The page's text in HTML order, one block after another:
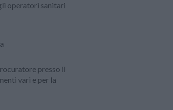
operatori sanitari
presso il
vari e per la